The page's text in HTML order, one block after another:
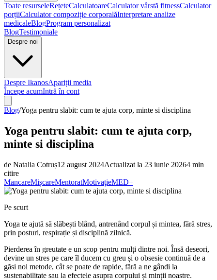
Toate resurseleRețeteCalculatoareCalculator vârstă fitnessCalculator
porțiiCalculator compoziție corporalăInterpretare analize
medicaleBlogProgram personalizat
BlogTestimoniale
Despre noi
Despre IkanosApariții media
Începe acumIntră în cont
Blog/Yoga pentru slabit: cum te ajuta corp, minte si disciplina
Yoga pentru slabit: cum te ajuta corp,
minte si disciplina
de Natalia Cotruș12 august 2024Actualizat la 23 iunie 20264 min
citire
MancareMișcareMentoratMotivațieMED+
Pe scurt
Yoga te ajută să slăbești blând, antrenând corpul și mintea, fără stres,
prin posturi, respirație și disciplină zilnică.
Pierderea în greutate e un scop pentru mulți dintre noi. Însă deseori,
devine un stres pe care îl ducem cu greu și o obsesie continuă de a
găsi noi metode, cât se poate de rapide, fără a ne gândi la
sustenabilitate sau la efectele asupra corpului și minții noastre.